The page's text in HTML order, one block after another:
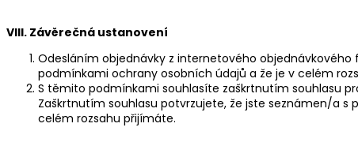
VIII. Závěrečná ustanovení
Odesláním objednávky z internetového
podmínkami ochrany osobních údajů a že je v celém
S těmito podmínkami souhlasíte zaškrtnutím souhlasu
Zaškrtnutím souhlasu potvrzujete, že jste seznámen/a
celém rozsahu přijímáte.